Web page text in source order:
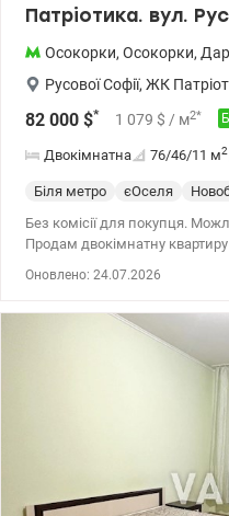
Патріотика. вул.
Осокорки, Осокорки,
Русової Софії, ЖК
82 000 $* 1 079 $ / м2*
Двокімнатна 76/46/11 м2
Біля метро єОселя
Без комісії для покупця.
Продам двокімнатну
трикімнатну за рахунок
двома вікнами. 1/25 пов.
світла. Доглянуте парадне.
супермаркет, магазини
краси, Нова пошта, банк ьа
життя. Зупинка маршрутних
Осокорки - 15-20 хв пішки.
82 000 у.о. 050 693 74 54
Оновлено: 24.07.2026